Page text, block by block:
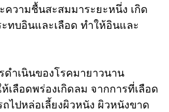
วามชื้นสะสมมาระยะหนึ่ง เกิด
ทบอินและเลือด ทำให้อินและ
ดำเนินของโรคมายาวนาน
เลือดพร่องเกิดลม จากการที่เลือด
ไปหล่อเลี้ยงผิวหนัง ผิวหนังขาด